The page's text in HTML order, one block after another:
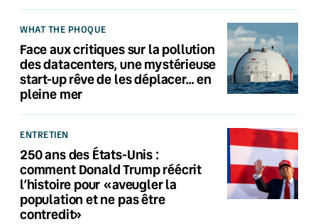
WHAT THE PHOQUE
Face aux critiques sur la pollution
des datacenters, une mystérieuse
start-up rêve de les déplacer… en
pleine mer
ENTRETIEN
250 ans des États-Unis :
comment Donald Trump réécrit
l’histoire pour «aveugler la
population et ne pas être
contredit»